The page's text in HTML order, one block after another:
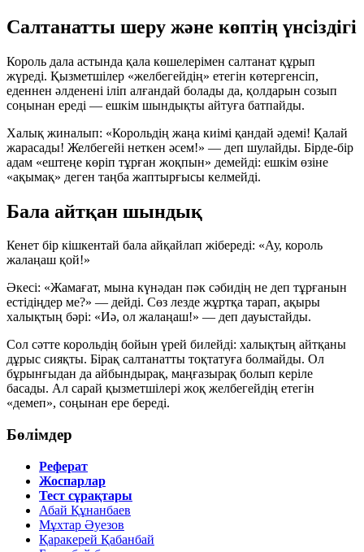
Салтанатты шеру және көптің үнсіздігі
Король дала астында қала көшелерімен салтанат құрып
жүреді. Қызметшілер «желбегейдің» етегін көтергенсіп,
еденнен әлденені іліп алғандай болады да, қолдарын созып
соңынан ереді — ешкім шындықты айтуға батпайды.
Халық жиналып: «Корольдің жаңа киімі қандай әдемі! Қалай
жарасады! Желбегейі неткен әсем!» — деп шулайды. Бірде-бір
адам «ештеңе көріп тұрған жоқпын» демейді: ешкім өзіне
«ақымақ» деген таңба жаптырғысы келмейді.
Бала айтқан шындық
Кенет бір кішкентай бала айқайлап жібереді: «Ау, король
жалаңаш қой!»
Әкесі: «Жамағат, мына күнәдан пәк сәбидің не деп тұрғанын
естідіңдер ме?» — дейді. Сөз лезде жұртқа тарап, ақыры
халықтың бәрі: «Иә, ол жалаңаш!» — деп дауыстайды.
Сол сәтте корольдің бойын үрей билейді: халықтың айтқаны
дұрыс сияқты. Бірақ салтанатты тоқтатуға болмайды. Ол
бұрынғыдан да айбындырақ, маңғазырақ болып керіле
басады. Ал сарай қызметшілері жоқ желбегейдің етегін
«демеп», соңынан ере береді.
Бөлімдер
Реферат
Жоспарлар
Тест сұрақтары
Абай Құнанбаев
Мұхтар Әуезов
Қаракерей Қабанбай